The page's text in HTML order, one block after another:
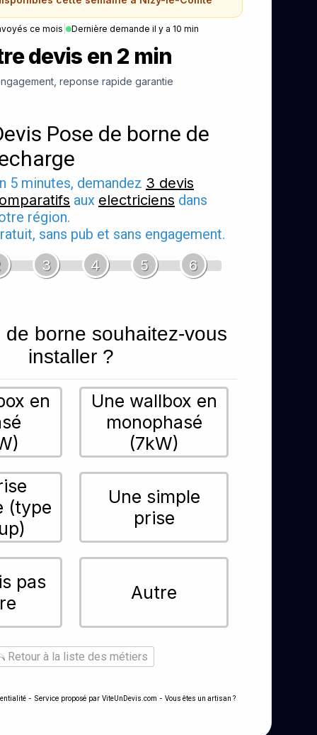
ce mois Dernière demande il y a 10 min
devis en 2 min
reponse rapide garantie
Pose de borne de
5 minutes, demandez 3 devis
aux electriciens dans
région.
sans pub et sans engagement.
3 4 5 6
de borne souhaitez-vous
installer ?
en
Une wallbox en
monophasé
(7kW)
(type
Une simple
prise
pas
Autre
Retour à la liste des métiers
- Service proposé par ViteUnDevis.com - Vous êtes un artisan ?